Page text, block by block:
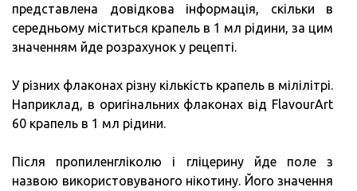
представлена довідкова інформація, скільки в
середньому міститься крапель в 1 мл рідини, за цим
значенням йде розрахунок у рецепті.
У різних флаконах різну кількість крапель в мілілітрі.
Наприклад, в оригінальних флаконах від FlavourArt
60 крапель в 1 мл рідини.
Після пропиленгліколю і гліцерину йде поле з
назвою використовуваного нікотину. Його значення